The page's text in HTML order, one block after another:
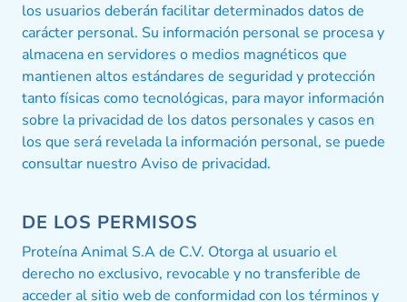
los usuarios deberán facilitar determinados datos de
carácter personal. Su información personal se procesa y
almacena en servidores o medios magnéticos que
mantienen altos estándares de seguridad y protección
tanto físicas como tecnológicas, para mayor información
sobre la privacidad de los datos personales y casos en
los que será revelada la información personal, se puede
consultar nuestro Aviso de privacidad.
DE LOS PERMISOS
Proteína Animal S.A de C.V. Otorga al usuario el
derecho no exclusivo, revocable y no transferible de
acceder al sitio web de conformidad con los términos y